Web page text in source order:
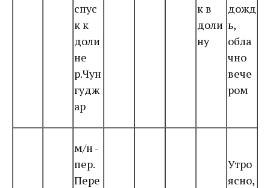
спус
к к
доли
не
р.Чун
гудж
ар
к в
доли
ну
дожд
ь,
обла
чно
вече
ром
м/н -
пер.
Пере
Утро
ясно,